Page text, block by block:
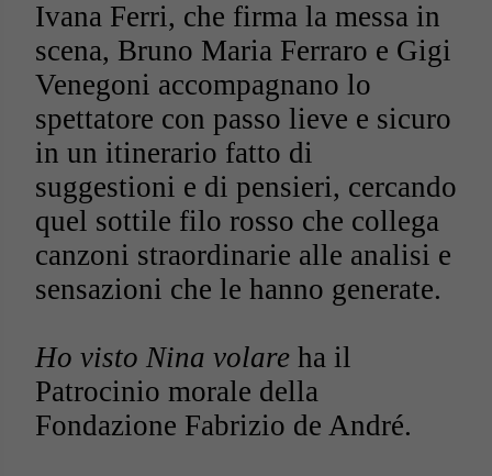
Ivana Ferri, che firma la messa in
scena, Bruno Maria Ferraro e Gigi
Venegoni accompagnano lo
spettatore con passo lieve e sicuro
in un itinerario fatto di
suggestioni e di pensieri, cercando
quel sottile filo rosso che collega
canzoni straordinarie alle analisi e
sensazioni che le hanno generate.
Ho visto Nina volare ha il
Patrocinio morale della
Fondazione Fabrizio de André.